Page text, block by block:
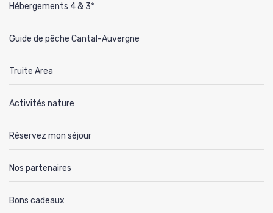
Hébergements 4 & 3*
Guide de pêche Cantal-Auvergne
Truite Area
Activités nature
Réservez mon séjour
Nos partenaires
Bons cadeaux